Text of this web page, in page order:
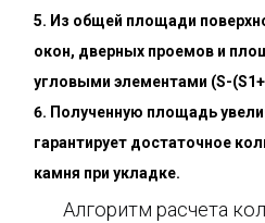
Из общей площади
окон, дверных проемов и
угловыми элементами (S-
Полученную площадь
гарантирует достаточное
камня при укладке.
Алгоритм расчета